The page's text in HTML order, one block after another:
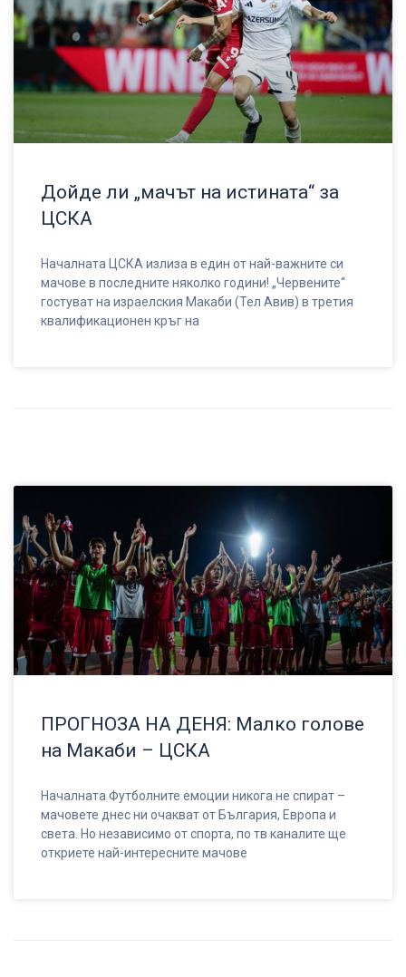
Дойде ли „мачът на истината“ за
ЦСКА
Началната ЦСКА излиза в един от най-важните си
мачове в последните няколко години! „Червените“
гостуват на израелския Макаби (Тел Авив) в третия
квалификационен кръг на
ПРОГНОЗА НА ДЕНЯ: Малко голове
на Макаби – ЦСКА
Началната Футболните емоции никога не спират –
мачовете днес ни очакват от България, Европа и
света. Но независимо от спорта, по тв каналите ще
откриете най-интересните мачове